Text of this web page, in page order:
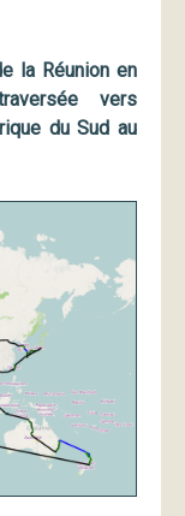
la Réunion en
vers
du Sud au